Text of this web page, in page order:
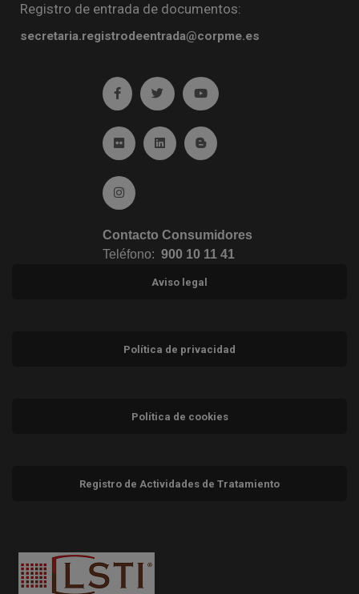
Registro de entrada de documentos:
secretaria.registrodeentrada@corpme.es
Ir a facebook (abre en ventana nueva)
Ir a twitter (abre en ventana nueva)
Ir a YouTube (abre en
Ir a Flickr (abre en ventana nueva)
Ir a Linkedin (abre en ventana nueva)
Ir al Blog (abre en ventana
Ir a Instagram (abre en ventana nueva)
Contacto Consumidores
Teléfono: 900 10 11 41
Aviso legal
Política de privacidad
Política de cookies
Registro de Actividades de Tratamiento